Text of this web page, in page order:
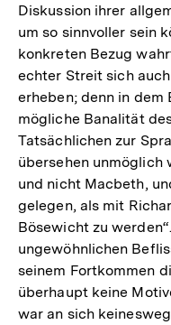
Diskussion ihrer
um so sinnvoller sein
konkreten Bezug
echter Streit sich
erheben; denn in
mögliche Banalität
Tatsächlichen zur
übersehen unmöglich
und nicht Macbeth,
gelegen, als mit
Bösewicht zu
ungewöhnlichen
seinem Fortkommen
überhaupt keine
war an sich